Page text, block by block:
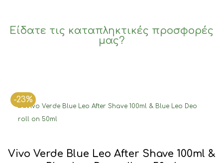
Είδατε τις καταπληκτικές προσφορές
μας?
-23%
Vivo Verde Blue Leo After Shave 100ml &